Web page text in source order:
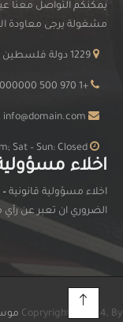
يمكنكم التواصل معنا
مشغولة يرجى معاودة
+1 970 500 000000, +1 000 0000 000
اخلاء
اخلاء مسؤولية قانونية –
الضروري ان تعبر عن
Copryright © 2024, By